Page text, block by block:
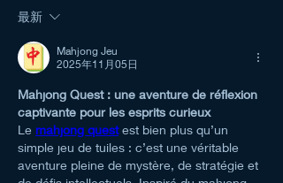
最新
Mahjong Jeu
2025年11月05日
Mahjong Quest : une aventure de réflexion
captivante pour les esprits curieux
Le mahjong quest est bien plus qu’un
simple jeu de tuiles : c’est une véritable
aventure pleine de mystère, de stratégie et